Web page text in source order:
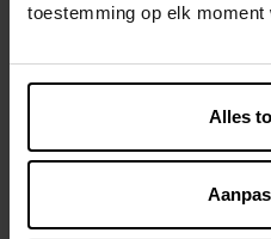
toestemming op elk
Alles